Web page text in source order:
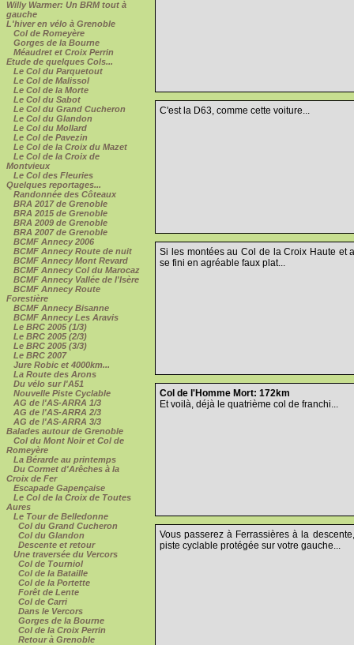
Willy Warmer: Un BRM tout à
gauche
L'hiver en vélo à Grenoble
Col de Romeyère
Gorges de la Bourne
Méaudret et Croix Perrin
Etude de quelques Cols...
Le Col du Parquetout
Le Col de Malissol
Le Col de la Morte
Le Col du Sabot
Le Col du Grand Cucheron
Le Col du Glandon
Le Col du Mollard
Le Col de Pavezin
Le Col de la Croix du Mazet
Le Col de la Croix de
Montvieux
Le Col des Fleuries
Quelques reportages...
Randonnée des Côteaux
BRA 2017 de Grenoble
BRA 2015 de Grenoble
BRA 2009 de Grenoble
BRA 2007 de Grenoble
BCMF Annecy 2006
BCMF Annecy Route de nuit
BCMF Annecy Mont Revard
BCMF Annecy Col du Marocaz
BCMF Annecy Vallée de l'Isère
BCMF Annecy Route
Forestière
BCMF Annecy Bisanne
BCMF Annecy Les Aravis
Le BRC 2005 (1/3)
Le BRC 2005 (2/3)
Le BRC 2005 (3/3)
Le BRC 2007
Jure Robic et 4000km...
La Route des Arons
Du vélo sur l'A51
Nouvelle Piste Cyclable
AG de l'AS-ARRA 1/3
AG de l'AS-ARRA 2/3
AG de l'AS-ARRA 3/3
Balades autour de Grenoble
Col du Mont Noir et Col de
Romeyère
La Bérarde au printemps
Du Cormet d'Arêches à la
Croix de Fer
Escapade Gapençaise
Le Col de la Croix de Toutes
Aures
Le Tour de Belledonne
Col du Grand Cucheron
Col du Glandon
Descente et retour
Une traversée du Vercors
Col de Tourniol
Col de la Bataille
Col de la Portette
Forêt de Lente
Col de Carri
Dans le Vercors
Gorges de la Bourne
Col de la Croix Perrin
Retour à Grenoble
C'est la D63, comme cette voiture...
Si les montées au Col de la Croix Haute et
se fini en agréable faux plat...
Col de l'Homme Mort: 172km
Et voilà, déjà le quatrième col de franchi...
Vous passerez à Ferrassières à la
piste cyclable protégée sur votre gauche...